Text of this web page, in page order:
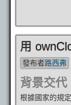
用
發布者路西弗
背景交代
根據國家的規